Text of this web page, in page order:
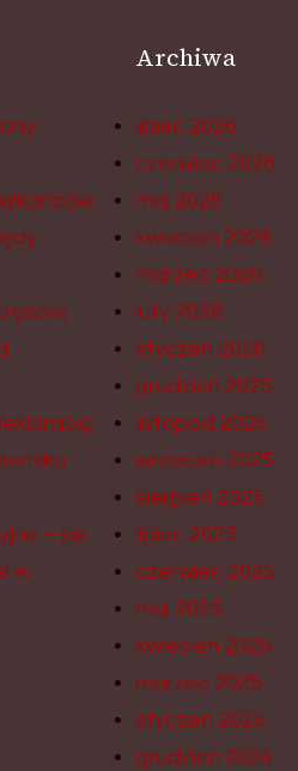
– jak
w
Archiwa
lipiec 2026
czerwiec 2026
maj 2026
kwiecień 2026
marzec 2026
luty 2026
styczeń 2026
grudzień 2025
listopad 2025
wrzesień 2025
sierpień 2025
lipiec 2025
czerwiec 2025
maj 2025
kwiecień 2025
marzec 2025
styczeń 2025
grudzień 2024